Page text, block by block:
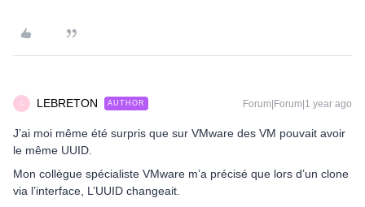
LEBRETON AUTHOR Forum|Forum|1 year ago
J’ai moi même été surpris que sur VMware des VM pouvait avoir
le même UUID.
Mon collègue spécialiste VMware m’a précisé que lors d’un clone
via l’interface, L’UUID changeait.